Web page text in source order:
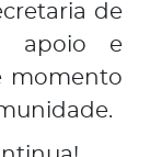
de
apoio e
momento